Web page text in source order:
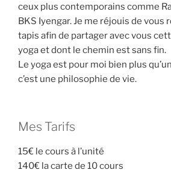
ceux plus contemporains comme
BKS Iyengar. Je me réjouis de vous
tapis afin de partager avec vous
yoga et dont le chemin est sans fin.
Le yoga est pour moi bien plus
c’est une philosophie de vie.
Mes Tarifs
15€ le cours à l’unité
140€ la carte de 10 cours